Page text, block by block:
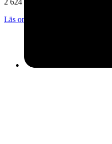
2 624 omdömen
Läs omdömen